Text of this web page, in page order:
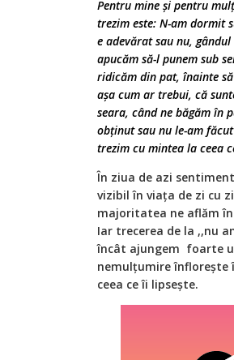
Pentru mine și pentru
trezim este: N-am dormit
e adevărat sau nu,
apucăm să-l punem sub
ridicăm din pat, înainte
așa cum ar trebui, că
seara, când ne băgăm în
obținut sau nu le-am
trezim cu mintea la ceea
În ziua de azi
vizibil în viața de zi cu
majoritatea ne aflăm
Iar trecerea de la ,,nu
încât ajungem foarte
nemulțumire înflorește
ceea ce îi lipsește.